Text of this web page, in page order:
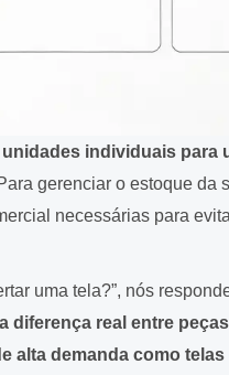
individuais para
gerenciar o estoque da
necessárias para
uma tela?”, nós
diferença real entre
alta demanda como